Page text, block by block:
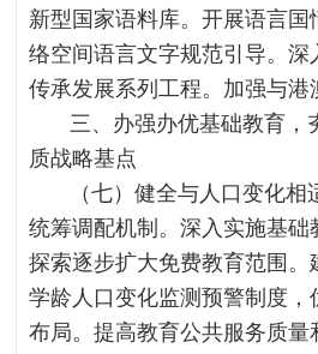
新型国家语料库。开展语言国
络空间语言文字规范引导。
传承发展系列工程。加强与港
三、办强办优基础教育，
质战略基点
（七）健全与人口变化
统筹调配机制。深入实施基础
探索逐步扩大免费教育范围
学龄人口变化监测预警制度，
布局。提高教育公共服务质量